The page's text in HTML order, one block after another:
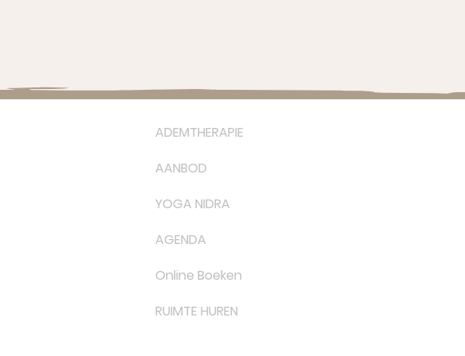
ADEMTHERAPIE
AANBOD
YOGA NIDRA
AGENDA
Online Boeken
RUIMTE HUREN